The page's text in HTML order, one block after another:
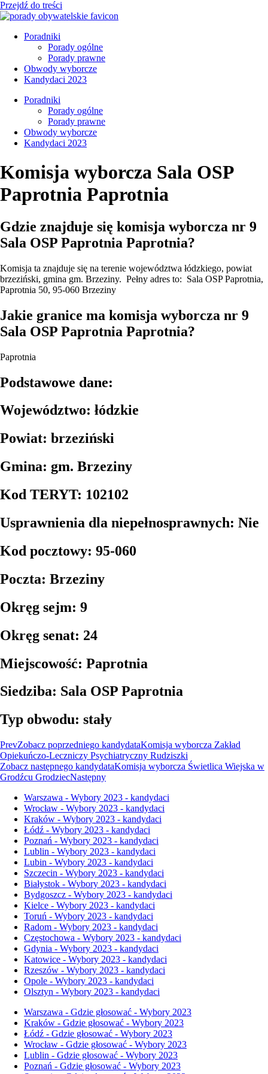
Przejdź do treści
Poradniki
Porady ogólne
Porady prawne
Obwody wyborcze
Kandydaci 2023
Poradniki
Porady ogólne
Porady prawne
Obwody wyborcze
Kandydaci 2023
Komisja wyborcza Sala OSP
Paprotnia Paprotnia
Gdzie znajduje się komisja wyborcza nr 9
Sala OSP Paprotnia Paprotnia?
Komisja ta znajduje się na terenie województwa łódzkiego, powiat
brzeziński, gmina gm. Brzeziny. Pełny adres to: Sala OSP Paprotnia,
Paprotnia 50, 95-060 Brzeziny
Jakie granice ma komisja wyborcza nr 9
Sala OSP Paprotnia Paprotnia?
Paprotnia
Podstawowe dane:
Województwo: łódzkie
Powiat: brzeziński
Gmina: gm. Brzeziny
Kod TERYT: 102102
Usprawnienia dla niepełnosprawnych: Nie
Kod pocztowy: 95-060
Poczta: Brzeziny
Okręg sejm: 9
Okręg senat: 24
Miejscowość: Paprotnia
Siedziba: Sala OSP Paprotnia
Typ obwodu: stały
PrevZobacz poprzedniego kandydataKomisja wyborcza Zakład
Opiekuńczo-Leczniczy Psychiatryczny Rudziszki
Zobacz następnego kandydataKomisja wyborcza Świetlica Wiejska w
Grodźcu GrodziecNastępny
Warszawa - Wybory 2023 - kandydaci
Wrocław - Wybory 2023 - kandydaci
Kraków - Wybory 2023 - kandydaci
Łódź - Wybory 2023 - kandydaci
Poznań - Wybory 2023 - kandydaci
Lublin - Wybory 2023 - kandydaci
Lubin - Wybory 2023 - kandydaci
Szczecin - Wybory 2023 - kandydaci
Białystok - Wybory 2023 - kandydaci
Bydgoszcz - Wybory 2023 - kandydaci
Kielce - Wybory 2023 - kandydaci
Toruń - Wybory 2023 - kandydaci
Radom - Wybory 2023 - kandydaci
Częstochowa - Wybory 2023 - kandydaci
Gdynia - Wybory 2023 - kandydaci
Katowice - Wybory 2023 - kandydaci
Rzeszów - Wybory 2023 - kandydaci
Opole - Wybory 2023 - kandydaci
Olsztyn - Wybory 2023 - kandydaci
Warszawa - Gdzie głosować - Wybory 2023
Kraków - Gdzie głosować - Wybory 2023
Łódź - Gdzie głosować - Wybory 2023
Wrocław - Gdzie głosować - Wybory 2023
Lublin - Gdzie głosować - Wybory 2023
Poznań - Gdzie głosować - Wybory 2023